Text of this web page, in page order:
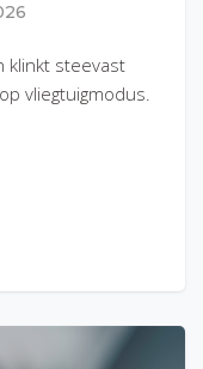
klinkt steevast
vliegtuigmodus.